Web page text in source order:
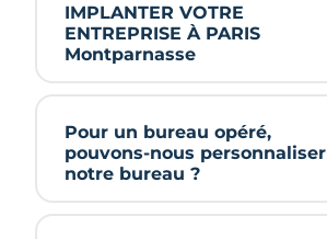
IMPLANTER VOTRE
ENTREPRISE À PARIS
Montparnasse
Pour un bureau opéré,
pouvons-nous personnaliser
notre bureau ?